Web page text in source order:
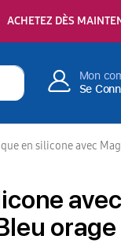
ACHETEZ DÈS
Mon
Se
en silicone avec
orage